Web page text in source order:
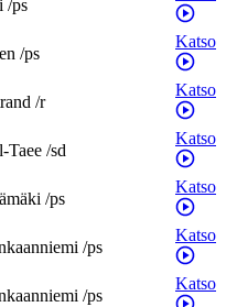
/ps
/ps
Katso
/r
Katso
Taee /sd
Katso
/ps
Katso
/ps
Katso
/ps
Katso